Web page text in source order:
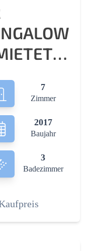
7
Zimmer
2017
Baujahr
3
Badezimmer